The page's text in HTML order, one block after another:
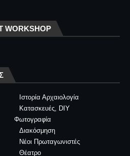
WORKSHOP
Ιστορία Αρχαιολογία
Κατασκευές, DIY
Φωτογραφία
Διακόσμηση
Νέοι Πρωταγωνιστές
Θέατρο